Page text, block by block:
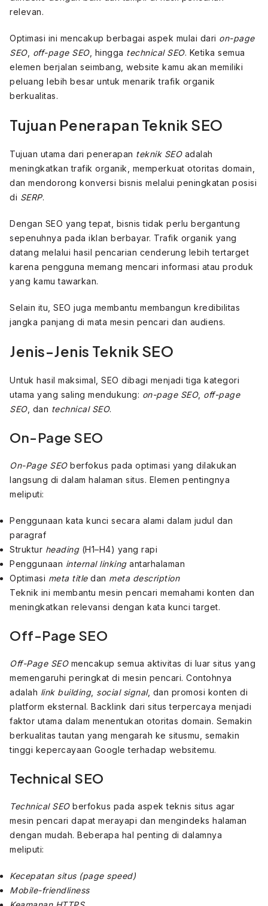
relevan.
Optimasi ini mencakup berbagai aspek mulai dari on-page
SEO, off-page SEO, hingga technical SEO. Ketika semua
elemen berjalan seimbang, website kamu akan memiliki
peluang lebih besar untuk menarik trafik organik
berkualitas.
Tujuan Penerapan Teknik SEO
Tujuan utama dari penerapan teknik SEOadalah
meningkatkan trafik organik, memperkuat otoritas domain,
dan mendorong konversi bisnis melalui peningkatan posisi
di SERP.
Dengan SEO yang tepat, bisnis tidak perlu bergantung
sepenuhnya pada iklan berbayar. Trafik organik yang
datang melalui hasil pencarian cenderung lebih tertarget
karena pengguna memang mencari informasi atau produk
yang kamu tawarkan.
Selain itu, SEO juga membantu membangun kredibilitas
jangka panjang di mata mesin pencari dan audiens.
Jenis-Jenis Teknik SEO
Untuk hasil maksimal, SEO dibagi menjadi tiga kategori
utama yang saling mendukung: on-page SEO, off-page
SEO, dan technical SEO.
On-Page SEO
On-Page SEOberfokus pada optimasi yang dilakukan
langsung di dalam halaman situs. Elemen pentingnya
meliputi:
Penggunaan kata kunci secara alami dalam judul dan
paragraf
Struktur heading(H1–H4) yang rapi
Penggunaan internal linkingantarhalaman
Optimasi meta titledan meta description
Teknik ini membantu mesin pencari memahami konten dan
meningkatkan relevansi dengan kata kunci target.
Off-Page SEO
Off-Page SEOmencakup semua aktivitas di luar situs yang
memengaruhi peringkat di mesin pencari. Contohnya
adalah link building, social signal, dan promosi konten di
platform eksternal. Backlink dari situs terpercaya menjadi
faktor utama dalam menentukan otoritas domain. Semakin
berkualitas tautan yang mengarah ke situsmu, semakin
tinggi kepercayaan Google terhadap websitemu.
Technical SEO
Technical SEOberfokus pada aspek teknis situs agar
mesin pencari dapat merayapi dan mengindeks halaman
dengan mudah. Beberapa hal penting di dalamnya
meliputi:
Kecepatan situs (page speed)
Mobile-friendliness